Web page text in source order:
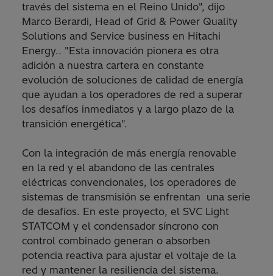
través del sistema en el Reino Unido", dijo
Marco Berardi, Head of Grid & Power Quality
Solutions and Service business en Hitachi
Energy.. "Esta innovación pionera es otra
adición a nuestra cartera en constante
evolución de soluciones de calidad de energía
que ayudan a los operadores de red a superar
los desafíos inmediatos y a largo plazo de la
transición energética".
Con la integración de más energía renovable
en la red y el abandono de las centrales
eléctricas convencionales, los operadores de
sistemas de transmisión se enfrentan una serie
de desafíos. En este proyecto, el SVC Light
STATCOM y el condensador síncrono con
control combinado generan o absorben
potencia reactiva para ajustar el voltaje de la
red y mantener la resiliencia del sistema.